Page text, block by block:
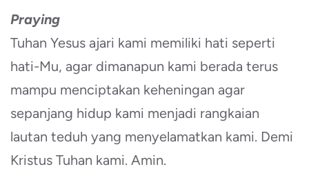
Praying
Tuhan Yesus ajari kami memiliki hati seperti
hati-Mu, agar dimanapun kami berada terus
mampu menciptakan keheningan agar
sepanjang hidup kami menjadi rangkaian
lautan teduh yang menyelamatkan kami. Demi
Kristus Tuhan kami. Amin.